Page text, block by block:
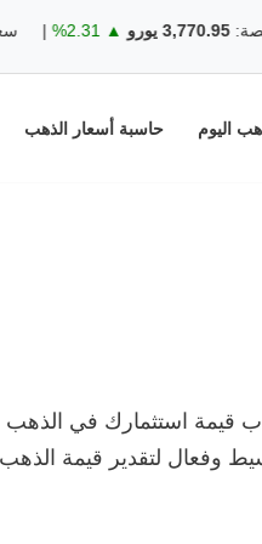
يورو ▲ 2.31% سعر سبيكة
اليوم حاسبة أسعار الذهب
قيمة استثمارك في الذهب
وفعال لتقدير قيمة الذهب